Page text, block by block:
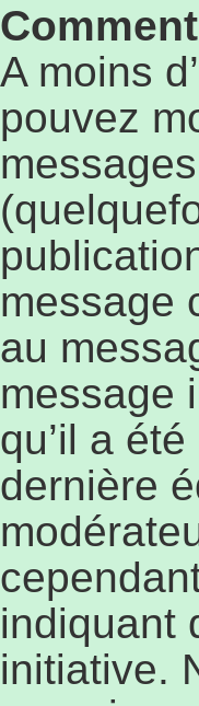
A moins
pouvez
message
au
message
qu’il a
dernière
indiquant
initiative.